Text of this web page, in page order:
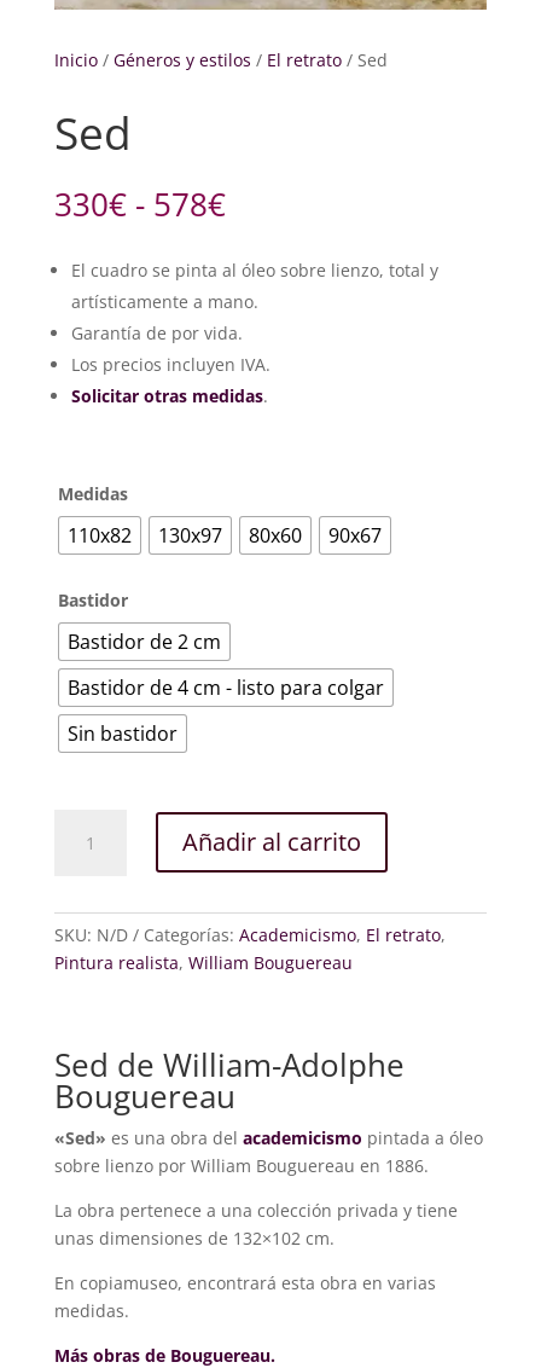
Inicio/ Géneros y estilos / El retrato/ Sed
Sed
330€ - 578€Rango
de
precios:
desde
330€
hasta
578€
El cuadro se pinta al óleo sobre lienzo, total y
artísticamente a mano.
Garantía de por vida.
Los precios incluyen IVA.
Solicitar otras medidas.
Medidas
110x82 130x97 80x60 90x67
Bastidor
Bastidor de 2 cm
Bastidor de 4 cm - listo para colgar
Sin bastidor
cantidad
Añadir al carrito
SKU: N/D Categorías: Academicismo, El retrato,
Pintura realista, William Bouguereau
Sed de William-Adolphe
Bouguereau
«Sed» es una obra del academicismo pintada a óleo
sobre lienzo por William Bouguereau en 1886.
La obra pertenece a una colección privada y tiene
unas dimensiones de 132×102 cm.
En copiamuseo, encontrará esta obra en varias
medidas.
Más obras de Bouguereau.